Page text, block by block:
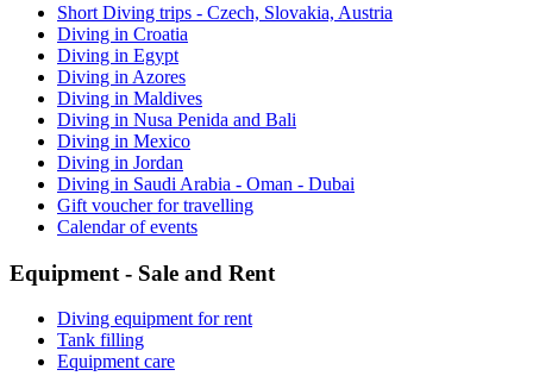
Short Diving trips - Czech, Slovakia, Austria
Diving in Croatia
Diving in Egypt
Diving in Azores
Diving in Maldives
Diving in Nusa Penida and Bali
Diving in Mexico
Diving in Jordan
Diving in Saudi Arabia - Oman - Dubai
Gift voucher for travelling
Calendar of events
Equipment - Sale and Rent
Diving equipment for rent
Tank filling
Equipment care